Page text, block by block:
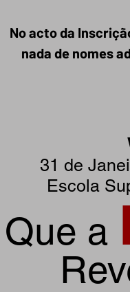
No acto da
nada de nomes
31 de
Escola
a